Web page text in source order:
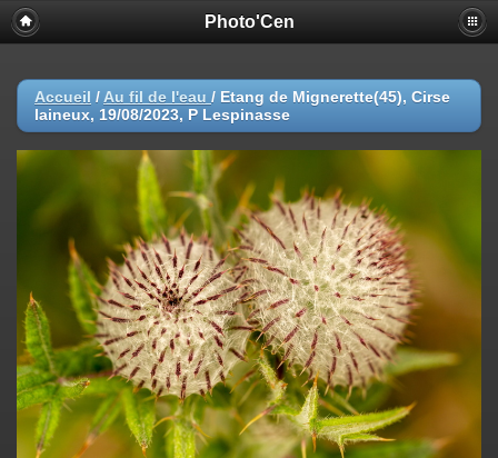
Photo'Cen
Accueil / Au fil de l'eau / Etang de Mignerette(45), Cirse
laineux, 19/08/2023, P Lespinasse